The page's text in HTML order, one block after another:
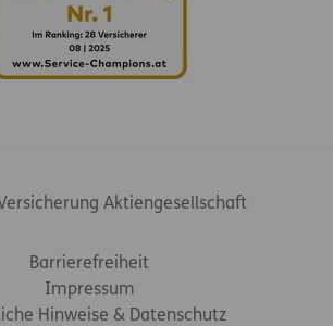
Aktiengesellschaft
Barrierefreiheit
Impressum
Hinweise & Datenschutz